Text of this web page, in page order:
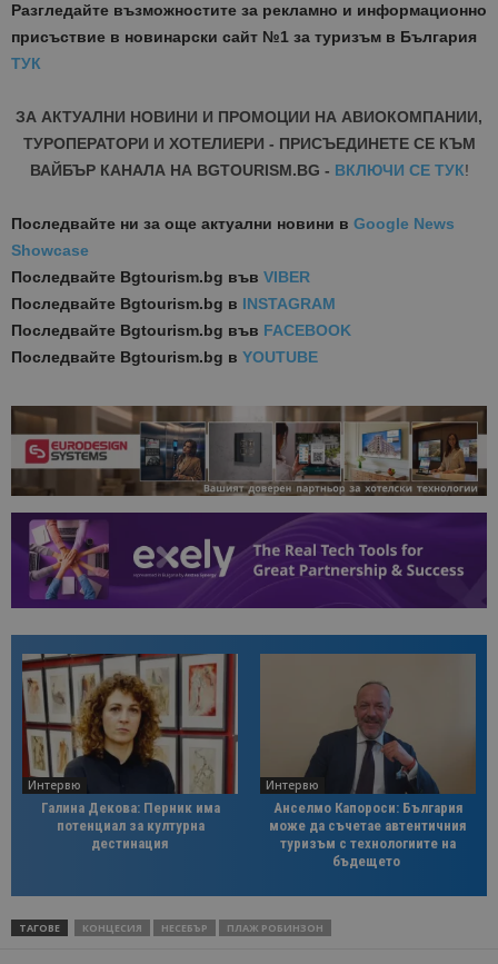
Разгледайте възможностите за рекламно и информационно
присъствие в новинарски сайт №1 за туризъм в България
ТУК
ЗА АКТУАЛНИ НОВИНИ И ПРОМОЦИИ НА АВИОКОМПАНИИ,
ТУРОПЕРАТОРИ И ХОТЕЛИЕРИ - ПРИСЪЕДИНЕТЕ СЕ КЪМ
ВАЙБЪР КАНАЛА НА BGTOURISM.BG - ВКЛЮЧИ СЕ ТУК!
Последвайте ни за още актуални новини в Google News
Showcase
Последвайте Bgtourism.bg във VIBER
Последвайте Bgtourism.bg в INSTAGRAM
Последвайте Bgtourism.bg във FACEBOOK
Последвайте Bgtourism.bg в YOUTUBE
Интервю
Галина Декова: Перник има
потенциал за културна
дестинация
Интервю
Анселмо Капороси: България
може да съчетае автентичния
туризъм с технологиите на
бъдещето
ТАГОВЕ КОНЦЕСИЯ НЕСЕБЪР ПЛАЖ РОБИНЗОН